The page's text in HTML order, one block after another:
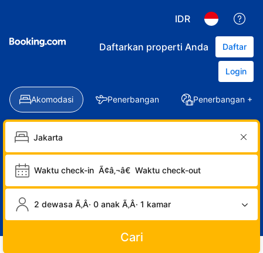
IDR
Daftarkan properti Anda Daftar
Login
Akomodasi Penerbangan Penerbangan +
Waktu check-in Ã¢â‚¬â€ Waktu check-out
2 dewasa Ã‚Â· 0 anak Ã‚Â· 1 kamar
Cari